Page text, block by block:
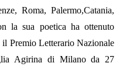
Roma, Palermo,Catania,
la sua poetica ha ottenuto
il Premio Letterario Nazionale
Agirina di Milano da 27